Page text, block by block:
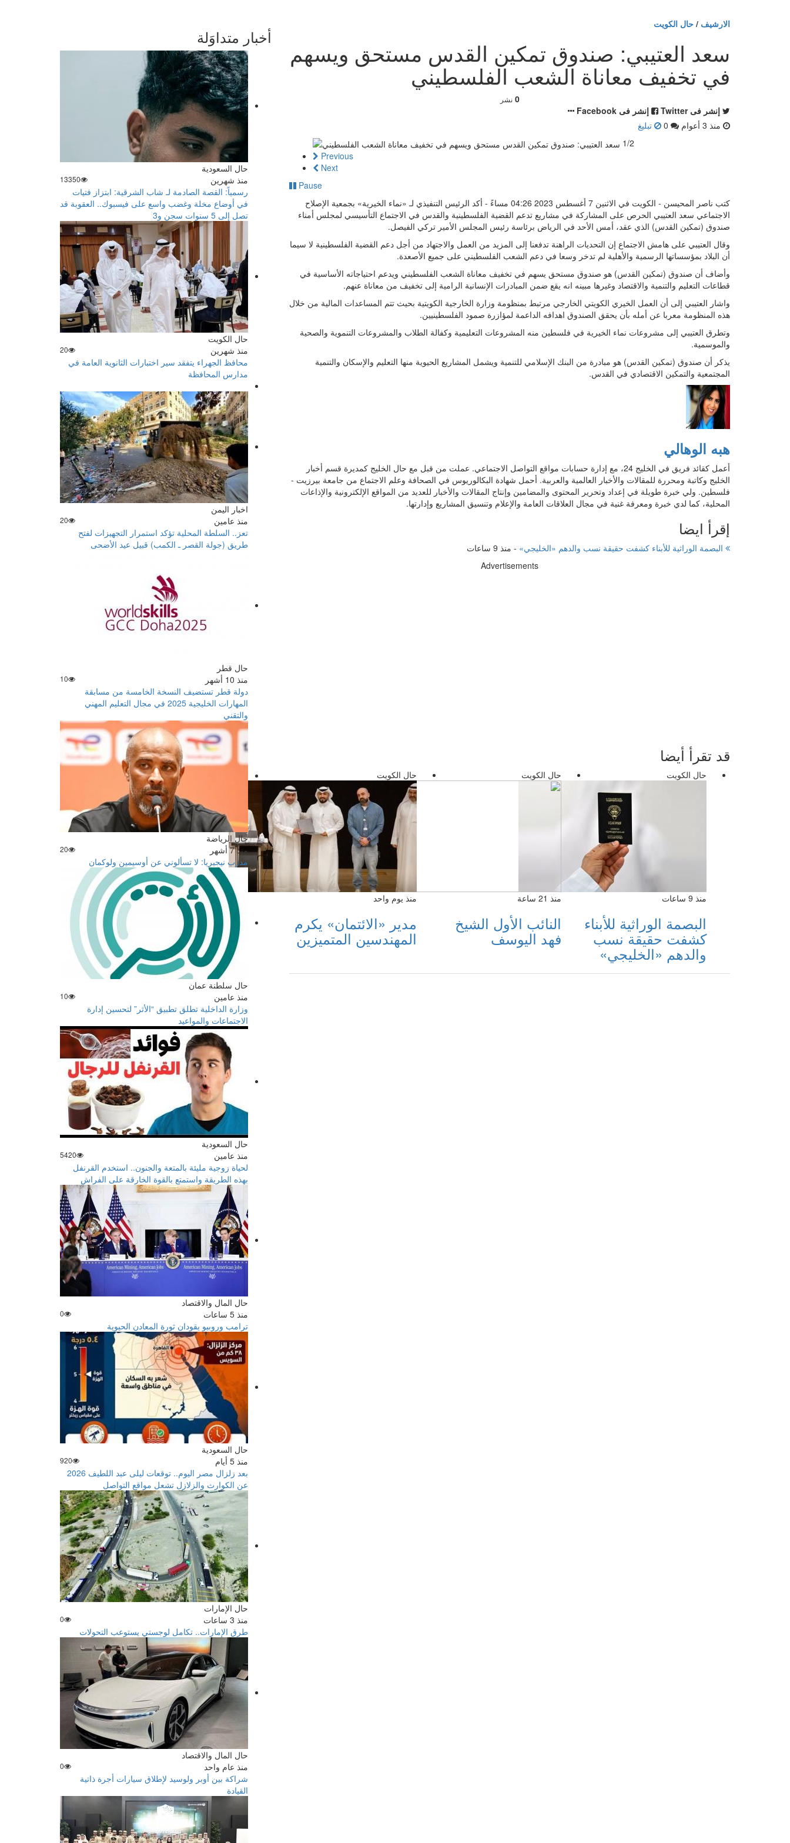
الارشيف / حال الكويت
سعد العتيبي: صندوق تمكين القدس مستحق ويسهم
في تخفيف معاناة الشعب الفلسطيني
0 نشر
إنشر فى Twitter
إنشر فى Facebook
منذ 3 أعوام
تبليغ
2/2
1/2
Previous
Next
Pause
كتب ناصر المحيسن - الكويت في الاثنين 7 أغسطس 2023 04:26 مساءً - أكد الرئيس التنفيذي لـ «نماء الخيرية» بجمعية الإصلاح
الاجتماعي سعد العتيبي الحرص على المشاركة في مشاريع تدعم القضية الفلسطينية والقدس في الاجتماع التأسيسي لمجلس أمناء
صندوق (تمكين القدس) الذي عقد، أمس الأحد في الرياض برئاسة رئيس المجلس الأمير تركي الفيصل.
وقال العتيبي على هامش الاجتماع إن التحديات الراهنة تدفعنا إلى المزيد من العمل والاجتهاد من أجل دعم القضية الفلسطينية لا سيما
أن البلاد بمؤسساتها الرسمية والأهلية لم تدخر وسعا في دعم الشعب الفلسطيني على جميع الأصعدة.
وأضاف أن صندوق (تمكين القدس) هو صندوق مستحق يسهم في تخفيف معاناة الشعب الفلسطيني ويدعم احتياجاته الأساسية في
قطاعات التعليم والتنمية والاقتصاد وغيرها مبينه انه يقع ضمن المبادرات الإنسانية الرامية إلى تخفيف من معاناة عنهم.
واشار العتيبي إلى أن العمل الخيري الكويتي الخارجي مرتبط بمنظومة وزارة الخارجية الكويتية بحيث تتم المساعدات المالية من خلال
هذه المنظومة معربا عن أمله بأن يحقق الصندوق اهدافه الداعمة لمؤازرة صمود الفلسطينيين.
وتطرق العتيبي إلى مشروعات نماء الخيرية في فلسطين منه المشروعات التعليمية وكفالة الطلاب والمشروعات التنموية والصحية
والموسمية.
يذكر أن صندوق (تمكين القدس) هو مبادرة من البنك الإسلامي للتنمية ويشمل المشاريع الحيوية منها التعليم والإسكان والتنمية
المجتمعية والتمكين الاقتصادي في القدس.
هبه الوهالي
أعمل كقائد فريق في الخليج 24، مع إدارة حسابات مواقع التواصل الاجتماعي. عملت من قبل مع حال الخليج كمديرة قسم أخبار
الخليج وكاتبة ومحررة للمقالات والأخبار العالمية والعربية. أحمل شهادة البكالوريوس في الصحافة وعلم الاجتماع من جامعة بيرزيت -
فلسطين. ولي خبرة طويلة في إعداد وتحرير المحتوى والمضامين وإنتاج المقالات والأخبار للعديد من المواقع الإلكترونية والإذاعات
المحلية، كما لدي خبرة ومعرفة غنية في مجال العلاقات العامة والإعلام وتنسيق المشاريع وإدارتها.
إقرأ ايضا
البصمة الوراثية للأبناء كشفت حقيقة نسب والدهم «الخليجي» - منذ 9 ساعات
Advertisements
قد تقرأ أيضا
حال الكويت
منذ 9 ساعات
البصمة الوراثية للأبناء
كشفت حقيقة نسب
والدهم «الخليجي»
حال الكويت
منذ 21 ساعة
النائب الأول الشيخ
فهد اليوسف
حال الكويت
منذ يوم واحد
مدير «الائتمان» يكرم
المهندسين المتميزين
أخبار متداوَلة
حال السعودية
منذ شهرين
13350
رسمياً: القصة الصادمة لـ شاب الشرقية: ابتزاز فتيات
في أوضاع مخلة وغضب واسع على فيسبوك.. العقوبة قد
تصل إلى 5 سنوات سجن و3
حال الكويت
منذ شهرين
20
محافظ الجهراء يتفقد سير اختبارات الثانوية العامة في
مدارس المحافظة
اخبار اليمن
منذ عامين
20
تعز.. السلطة المحلية تؤكد استمرار التجهيزات لفتح
طريق (جولة القصر ـ الكمب) قبيل عيد الأضحى
حال قطر
منذ 10 أشهر
10
دولة قطر تستضيف النسخة الخامسة من مسابقة
المهارات الخليجية 2025 في مجال التعليم المهني
والتقني
حال الرياضة
منذ 7 أشهر
20
مدرب نيجيريا: لا تسألوني عن أوسيمين ولوكمان
حال سلطنة عمان
منذ عامين
10
وزارة الداخلية تطلق تطبيق “الأثر” لتحسين إدارة
الاجتماعات والمواعيد
حال السعودية
منذ عامين
5420
لحياة زوجية مليئة بالمتعة والجنون.. استخدم القرنفل
بهذه الطريقة واستمتع بالقوة الخارقة على الفراش
حال المال والاقتصاد
منذ 5 ساعات
0
ترامب وروبيو يقودان ثورة المعادن الحيوية
حال السعودية
منذ 5 أيام
920
بعد زلزال مصر اليوم.. توقعات ليلى عبد اللطيف 2026
عن الكوارث والزلازل تشعل مواقع التواصل
حال الإمارات
منذ 3 ساعات
0
طرق الإمارات.. تكامل لوجستي يستوعب التحولات
حال المال والاقتصاد
منذ عام واحد
0
شراكة بين أوبر ولوسيد لإطلاق سيارات أجرة ذاتية
القيادة